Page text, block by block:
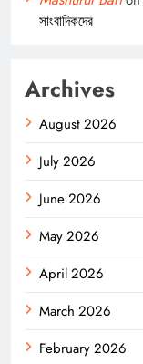
সাংবাদিকদের
Archives
August 2026
July 2026
June 2026
May 2026
April 2026
March 2026
February 2026